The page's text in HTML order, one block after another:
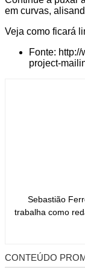
em curvas,
Veja como ficará
Fonte:
project-
Sebastião
trabalha como